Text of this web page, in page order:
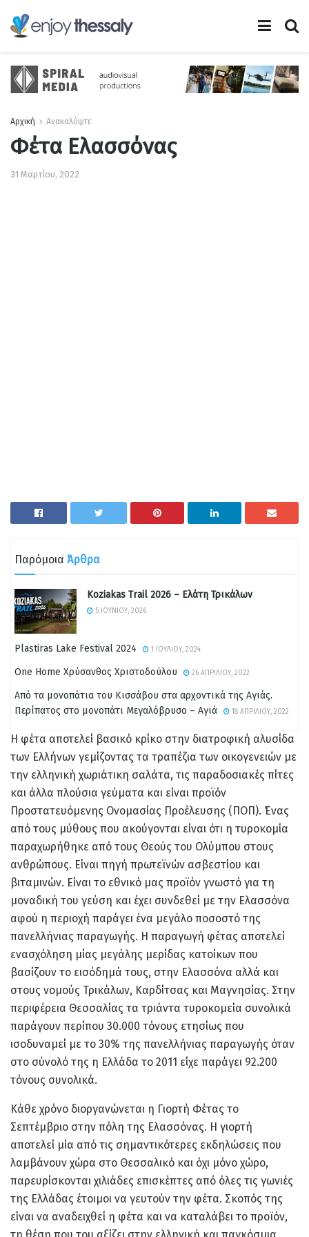
Αρχική Ανακαλύψτε
Φέτα Ελασσόνας
31 Μαρτίου, 2022
Παρόμοια Άρθρα
Koziakas Trail 2026 – Ελάτη Τρικάλων
5 ΙΟΥΝΊΟΥ, 2026
Plastiras Lake Festival 2024 1 ΙΟΥΛΊΟΥ, 2024
One Home Χρύσανθος Χριστοδούλου 26 ΑΠΡΙΛΊΟΥ, 2022
Από τα μονοπάτια του Κισσάβου στα αρχοντικά της Αγιάς.
Περίπατος στο μονοπάτι Μεγαλόβρυσο – Αγιά
18 ΑΠΡΙΛΊΟΥ, 2022
Η φέτα αποτελεί βασικό κρίκο στην διατροφική αλυσίδα
των Ελλήνων γεμίζοντας τα τραπέζια των οικογενειών με
την ελληνική χωριάτικη σαλάτα, τις παραδοσιακές πίτες
και άλλα πλούσια γεύματα και είναι προϊόν
Προστατευόμενης Ονομασίας Προέλευσης (ΠΟΠ). Ένας
από τους μύθους που ακούγονται είναι ότι η τυροκομία
παραχωρήθηκε από τους Θεούς του Ολύμπου στους
ανθρώπους. Είναι πηγή πρωτεϊνών ασβεστίου και
βιταμινών. Είναι το εθνικό μας προϊόν γνωστό για τη
μοναδική του γεύση και έχει συνδεθεί με την Ελασσόνα
αφού η περιοχή παράγει ένα μεγάλο ποσοστό της
πανελλήνιας παραγωγής. Η παραγωγή φέτας αποτελεί
ενασχόληση μίας μεγάλης μερίδας κατοίκων που
βασίζουν το εισόδημά τους, στην Ελασσόνα αλλά και
στους νομούς Τρικάλων, Καρδίτσας και Μαγνησίας. Στην
περιφέρεια Θεσσαλίας τα τριάντα τυροκομεία συνολικά
παράγουν περίπου 30.000 τόνους ετησίως που
ισοδυναμεί με το 30% της πανελλήνιας παραγωγής όταν
στο σύνολό της η Ελλάδα το 2011 είχε παράγει 92.200
τόνους συνολικά.
Κάθε χρόνο διοργανώνεται η Γιορτή Φέτας το
Σεπτέμβριο στην πόλη της Ελασσόνας. Η γιορτή
αποτελεί μία από τις σημαντικότερες εκδηλώσεις που
λαμβάνουν χώρα στο Θεσσαλικό και όχι μόνο χώρο,
παρευρίσκονται χιλιάδες επισκέπτες από όλες τις γωνιές
της Ελλάδας έτοιμοι να γευτούν την φέτα. Σκοπός της
είναι να αναδειχθεί η φέτα και να καταλάβει το προϊόν,